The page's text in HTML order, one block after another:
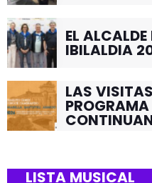
EL
IBILALDIA
LAS
LISTA MUSICAL